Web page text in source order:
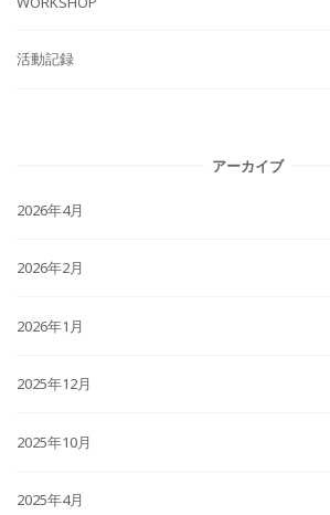
活動記録
アーカイブ
2026年4月
2026年2月
2026年1月
2025年12月
2025年10月
2025年4月